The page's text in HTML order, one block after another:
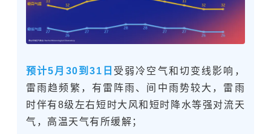
预计5月30到31日 受弱冷空气和切变线影响，
雷雨趋频繁，有雷阵雨、间中雨势较大，雷雨
时伴有8级左右短时大风和短时降水等强对流天
气，高温天气有所缓解；